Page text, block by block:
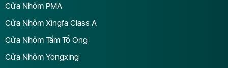
Cửa Nhôm PMA
Cửa Nhôm Xingfa Class A
Cửa Nhôm Tấm Tổ Ong
Cửa Nhôm Yongxing